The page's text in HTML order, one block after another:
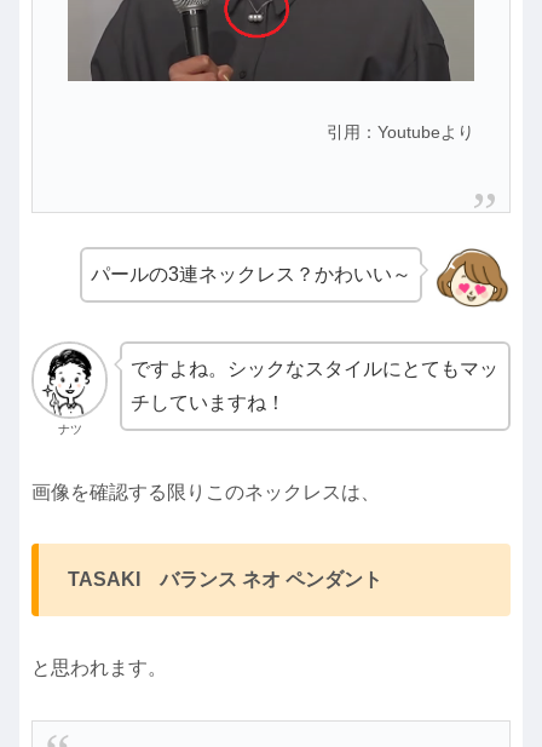
引用：Youtubeより
パールの3連ネックレス？かわいい～
ナツ
ですよね。シックなスタイルにとてもマッ
チしていますね！
画像を確認する限りこのネックレスは、
TASAKI バランス ネオ ペンダント
と思われます。